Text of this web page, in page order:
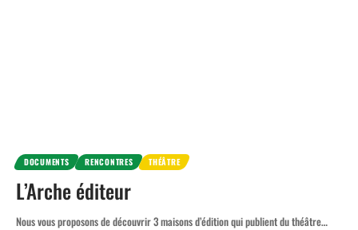
DOCUMENTS RENCONTRES THÉÂTRE
L’Arche éditeur
Nous vous proposons de découvrir 3 maisons d’édition qui publient du théâtre…